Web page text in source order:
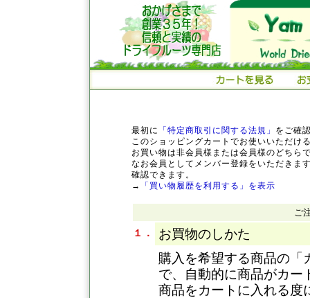
最初に 「特定商取引に関する法規」 をご確
このショッピングカートでお使いいただけ
お買い物は非会員様または会員様のどちら
なお会員としてメンバー登録をいただきま
確認できます。
→
「買い物履歴を利用する」を表示
ご
１．
お買物のしかた
購入を希望する商品の「
で、自動的に商品がカー
商品をカートに入れる度